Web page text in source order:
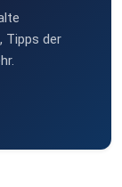
Tipps der